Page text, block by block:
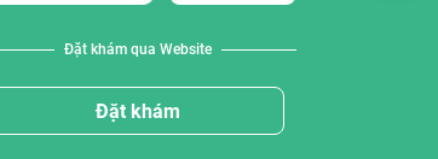
Đặt khám qua Website
Đặt khám